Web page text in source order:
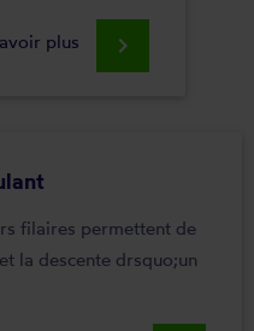
plus keyboard_arrow_right
filaires permettent de
la descente drsquo;un